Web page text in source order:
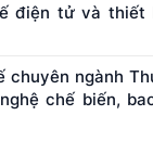
điện tử và thiết
chuyên ngành
chế biến,